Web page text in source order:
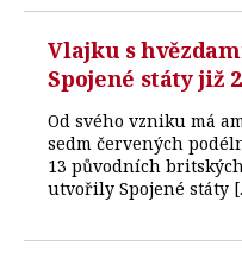
Vlajku s
Spojené státy již
Od svého vzniku má
sedm červených
13 původních
utvořily Spojené státy